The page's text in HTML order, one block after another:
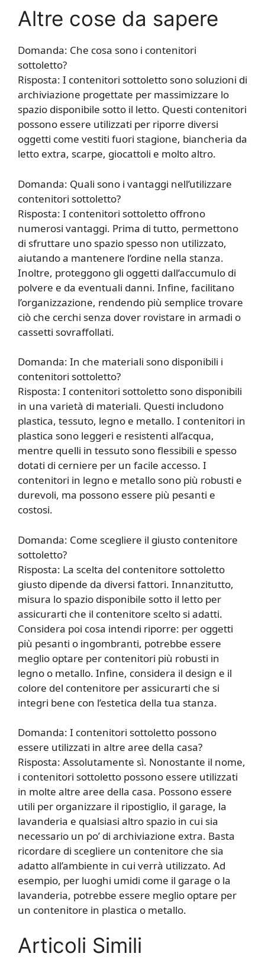
Altre cose da sapere
Domanda: Che cosa sono i contenitori
sottoletto?
Risposta: I contenitori sottoletto sono soluzioni di
archiviazione progettate per massimizzare lo
spazio disponibile sotto il letto. Questi contenitori
possono essere utilizzati per riporre diversi
oggetti come vestiti fuori stagione, biancheria da
letto extra, scarpe, giocattoli e molto altro.
Domanda: Quali sono i vantaggi nell’utilizzare
contenitori sottoletto?
Risposta: I contenitori sottoletto offrono
numerosi vantaggi. Prima di tutto, permettono
di sfruttare uno spazio spesso non utilizzato,
aiutando a mantenere l’ordine nella stanza.
Inoltre, proteggono gli oggetti dall’accumulo di
polvere e da eventuali danni. Infine, facilitano
l’organizzazione, rendendo più semplice trovare
ciò che cerchi senza dover rovistare in armadi o
cassetti sovraffollati.
Domanda: In che materiali sono disponibili i
contenitori sottoletto?
Risposta: I contenitori sottoletto sono disponibili
in una varietà di materiali. Questi includono
plastica, tessuto, legno e metallo. I contenitori in
plastica sono leggeri e resistenti all’acqua,
mentre quelli in tessuto sono flessibili e spesso
dotati di cerniere per un facile accesso. I
contenitori in legno e metallo sono più robusti e
durevoli, ma possono essere più pesanti e
costosi.
Domanda: Come scegliere il giusto contenitore
sottoletto?
Risposta: La scelta del contenitore sottoletto
giusto dipende da diversi fattori. Innanzitutto,
misura lo spazio disponibile sotto il letto per
assicurarti che il contenitore scelto si adatti.
Considera poi cosa intendi riporre: per oggetti
più pesanti o ingombranti, potrebbe essere
meglio optare per contenitori più robusti in
legno o metallo. Infine, considera il design e il
colore del contenitore per assicurarti che si
integri bene con l’estetica della tua stanza.
Domanda: I contenitori sottoletto possono
essere utilizzati in altre aree della casa?
Risposta: Assolutamente sì. Nonostante il nome,
i contenitori sottoletto possono essere utilizzati
in molte altre aree della casa. Possono essere
utili per organizzare il ripostiglio, il garage, la
lavanderia e qualsiasi altro spazio in cui sia
necessario un po’ di archiviazione extra. Basta
ricordare di scegliere un contenitore che sia
adatto all’ambiente in cui verrà utilizzato. Ad
esempio, per luoghi umidi come il garage o la
lavanderia, potrebbe essere meglio optare per
un contenitore in plastica o metallo.
Articoli Simili